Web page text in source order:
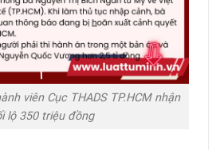
viên Cục THADS TP.HCM nhận
lộ 350 triệu đồng